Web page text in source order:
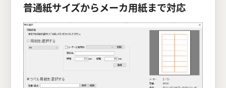
普通紙サイズからメーカ用紙まで対応